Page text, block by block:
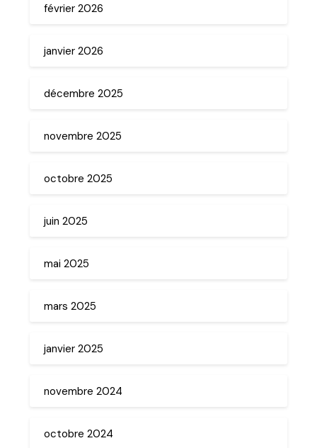
février 2026
janvier 2026
décembre 2025
novembre 2025
octobre 2025
juin 2025
mai 2025
mars 2025
janvier 2025
novembre 2024
octobre 2024